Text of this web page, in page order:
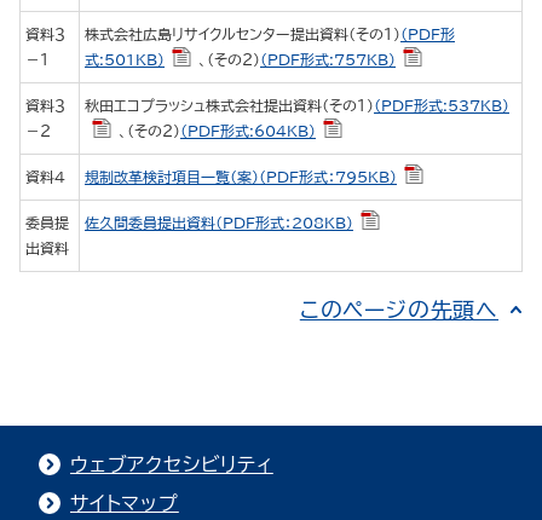
資料３
－１
株式会社広島リサイクルセンター提出資料（その１）（PDF形
式:501KB）
、（その２）（PDF形式:757KB）
資料３
－２
秋田エコプラッシュ株式会社提出資料（その１）（PDF形式:537KB）
、（その２）（PDF形式:604KB）
資料４ 規制改革検討項目一覧（案）（PDF形式：795KB）
委員提
出資料
佐久間委員提出資料（PDF形式：208KB）
このページの先頭へ
ウェブアクセシビリティ
サイトマップ